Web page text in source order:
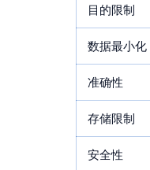
目的限制
数据最小化
准确性
存储限制
安全性